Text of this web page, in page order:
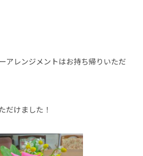
アレンジメントはお持ち帰りいただ
だけました！